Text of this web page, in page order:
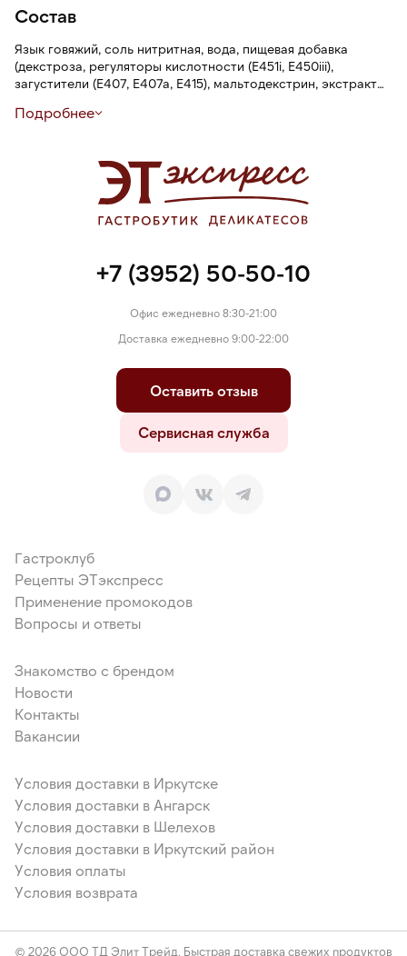
Состав
Язык говяжий, соль нитритная, вода, пищевая добавка
(декстроза, регуляторы кислотности (Е451i, Е450iii),
загустители (Е407, Е407а, Е415), мальтодекстрин, экстракт
желирующий (Е508), антиокислители (Е301, Е330),
Подробнее
+7 (3952) 50-50-10
Офис ежедневно 8:30-21:00
Доставка ежедневно 9:00-22:00
Оставить отзыв
Сервисная служба
Гастроклуб
Рецепты ЭТэкспресс
Применение промокодов
Вопросы и ответы
Знакомство с брендом
Новости
Контакты
Вакансии
Условия доставки в Иркутске
Условия доставки в Ангарск
Условия доставки в Шелехов
Условия доставки в Иркутский район
Условия оплаты
Условия возврата
© 2026 ООО ТД Элит Трейд. Быстрая доставка свежих продуктов